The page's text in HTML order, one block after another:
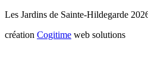
Les Jardins de Sainte-Hildegarde
création Cogitime web solutions